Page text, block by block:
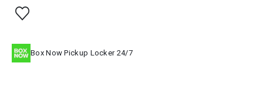
Box Now Pickup Locker 24/7